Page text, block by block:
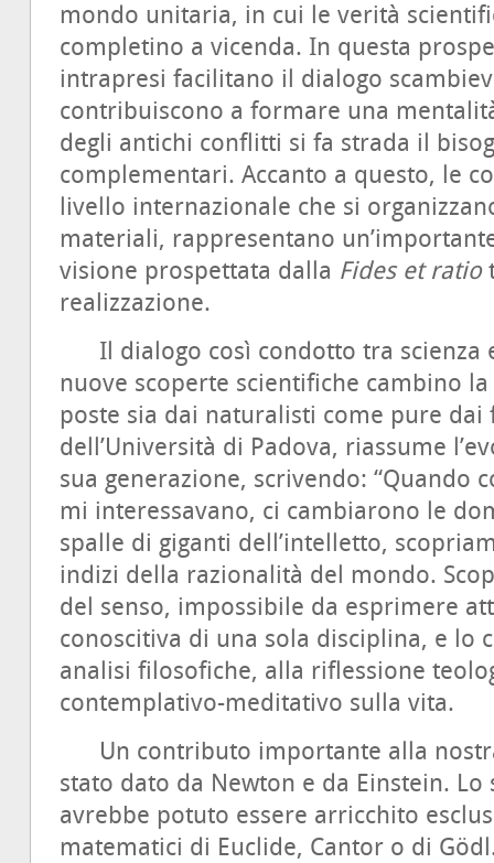
mondo unitaria, in cui le verità
completino a vicenda. In questa
intrapresi facilitano il dialogo
contribuiscono a formare una
degli antichi conflitti si fa strada il
complementari. Accanto a questo, le
livello internazionale che si
materiali, rappresentano
visione prospettata dalla Fides et ratio
realizzazione.
Il dialogo così condotto tra scienza
nuove scoperte scientifiche cambino
poste sia dai naturalisti come pure dai
dell’Università di Padova, riassume
sua generazione, scrivendo: “Quando
mi interessavano, ci cambiarono le
spalle di giganti dell’intelletto,
indizi della razionalità del mondo.
del senso, impossibile da esprimere
conoscitiva di una sola disciplina, e lo
analisi filosofiche, alla riflessione
contemplativo-meditativo sulla vita.
Un contributo importante alla
stato dato da Newton e da Einstein.
avrebbe potuto essere arricchito
matematici di Euclide, Cantor o di